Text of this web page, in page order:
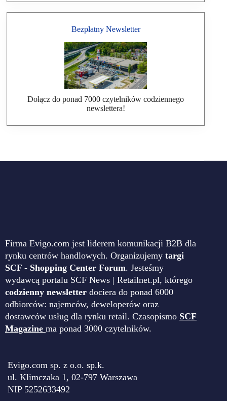
Bezpłatny Newsletter
Dołącz do ponad 7000 czytelników codziennego
newslettera!
Firma Evigo.com jest liderem komunikacji B2B dla
rynku centrów handlowych. Organizujemy targi
SCF - Shopping Center Forum. Jesteśmy
wydawcą portalu SCF News | Retailnet.pl, którego
codzienny newsletter dociera do ponad 6000
odbiorców: najemców, deweloperów oraz
dostawców usług dla rynku retail. Czasopismo SCF
Magazine ma ponad 3000 czytelników.
Evigo.com sp. z o.o. sp.k.
ul. Klimczaka 1, 02-797 Warszawa
NIP 5252633492